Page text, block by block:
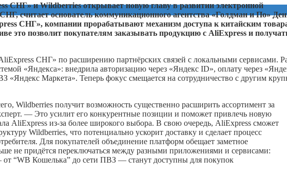
СНГ» и Wildberries открывает новую главу в развитии электронной
считает основатель коммуникационного агентства «Голдман и По»
СНГ», компании прорабатывают механизм доступа к китайским
это позволит покупателям заказывать продукцию с AliExpress и
СНГ» по расширению партнёрских связей с локальными сервисами.
«Яндекса»: внедрила авторизацию через «Яндекс ID», оплату через
«Яндекс Маркета». Теперь фокус смещается на сотрудничество с другим
Wildberries получит возможность существенно расширить ассортимент за
— Это усилит его конкурентные позиции и поможет привлечь новую
AliExpress из-за более широкого выбора. В свою очередь, AliExpress сможет
Wildberries, что потенциально ускорит доставку и сделает процесс
Для покупателей объединение платформ обещает заметное
не придётся переключаться между разными приложениями и сервисами:
“WB Кошелька” до сети ПВЗ — станут доступны для покупок